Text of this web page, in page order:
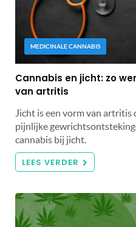
MEDICINALE CANNABIS
Cannabis en jicht: zo
van artritis
Jicht is een vorm van artritis
pijnlijke
cannabis bij jicht.
LEES VERDER